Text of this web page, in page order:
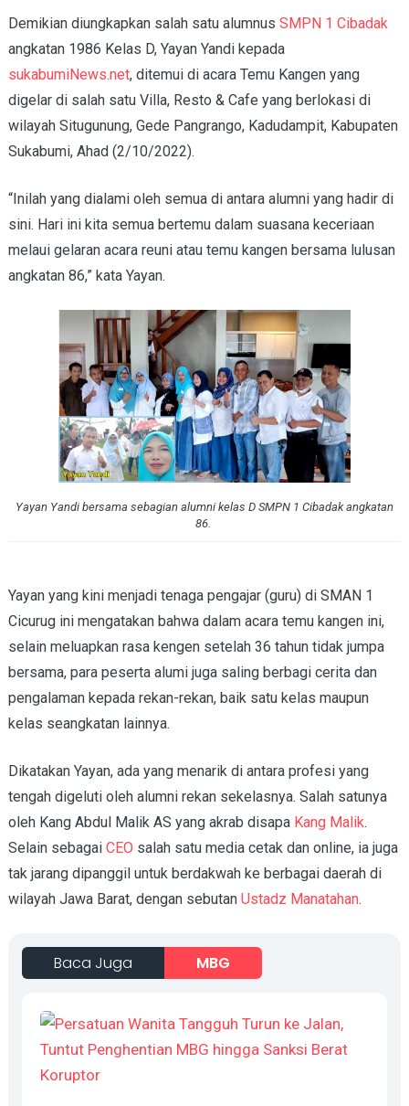
Demikian diungkapkan salah satu alumnus SMPN 1 Cibadak
angkatan 1986 Kelas D, Yayan Yandi kepada
sukabumiNews.net, ditemui di acara Temu Kangen yang
digelar di salah satu Villa, Resto & Cafe yang berlokasi di
wilayah Situgunung, Gede Pangrango, Kadudampit, Kabupaten
Sukabumi, Ahad (2/10/2022).
“Inilah yang dialami oleh semua di antara alumni yang hadir di
sini. Hari ini kita semua bertemu dalam suasana keceriaan
melaui gelaran acara reuni atau temu kangen bersama lulusan
angkatan 86,” kata Yayan.
Yayan Yandi bersama sebagian alumni kelas D SMPN 1 Cibadak angkatan
86.
Yayan yang kini menjadi tenaga pengajar (guru) di SMAN 1
Cicurug ini mengatakan bahwa dalam acara temu kangen ini,
selain meluapkan rasa kengen setelah 36 tahun tidak jumpa
bersama, para peserta alumi juga saling berbagi cerita dan
pengalaman kepada rekan-rekan, baik satu kelas maupun
kelas seangkatan lainnya.
Dikatakan Yayan, ada yang menarik di antara profesi yang
tengah digeluti oleh alumni rekan sekelasnya. Salah satunya
oleh Kang Abdul Malik AS yang akrab disapa Kang Malik.
Selain sebagai CEO salah satu media cetak dan online, ia juga
tak jarang dipanggil untuk berdakwah ke berbagai daerah di
wilayah Jawa Barat, dengan sebutan Ustadz Manatahan.
Baca Juga MBG